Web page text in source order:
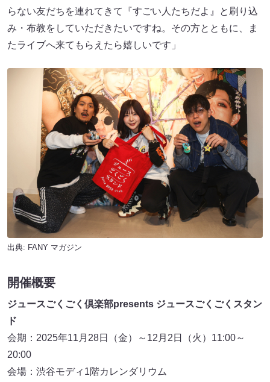
らない友だちを連れてきて『すごい人たちだよ』と刷り込
み・布教をしていただきたいですね。その方とともに、ま
たライブへ来てもらえたら嬉しいです」
出典: FANY マガジン
開催概要
ジュースごくごく倶楽部presents ジュースごくごくスタン
ド
会期：2025年11月28日（金）～12月2日（火）11:00～
20:00
会場：渋谷モディ1階カレンダリウム